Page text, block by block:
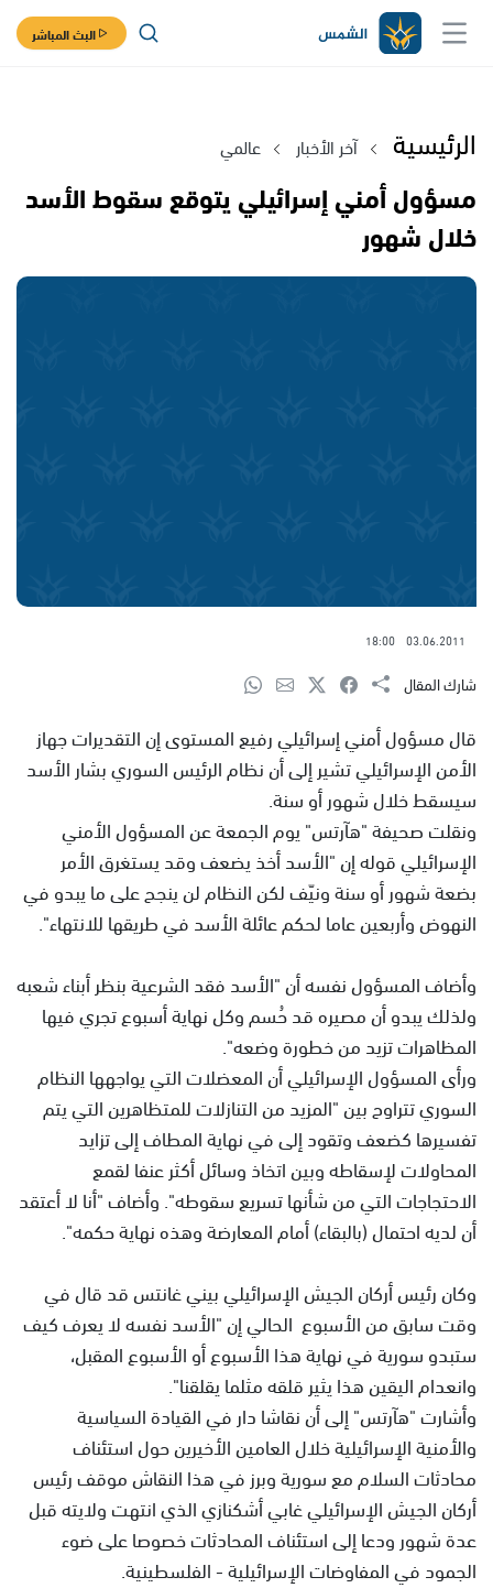
البث المباشر
الرئيسية آخر الأخبار عالمي
مسؤول أمني إسرائيلي يتوقع سقوط الأسد
خلال شهور
03.06.2011
18:00
شارك المقال
قال مسؤول أمني إسرائيلي رفيع المستوى إن التقديرات جهاز
الأمن الإسرائيلي تشير إلى أن نظام الرئيس السوري بشار الأسد
سيسقط خلال شهور أو سنة.
ونقلت صحيفة "هآرتس" يوم الجمعة عن المسؤول الأمني
الإسرائيلي قوله إن "الأسد أخذ يضعف وقد يستغرق الأمر
بضعة شهور أو سنة ونيّف لكن النظام لن ينجح على ما يبدو في
النهوض وأربعين عاما لحكم عائلة الأسد في طريقها للانتهاء".
وأضاف المسؤول نفسه أن "الأسد فقد الشرعية بنظر أبناء شعبه
ولذلك يبدو أن مصيره قد حُسم وكل نهاية أسبوع تجري فيها
المظاهرات تزيد من خطورة وضعه".
ورأى المسؤول الإسرائيلي أن المعضلات التي يواجهها النظام
السوري تتراوح بين "المزيد من التنازلات للمتظاهرين التي يتم
تفسيرها كضعف وتقود إلى في نهاية المطاف إلى تزايد
المحاولات لإسقاطه وبين اتخاذ وسائل أكثر عنفا لقمع
الاحتجاجات التي من شأنها تسريع سقوطه". وأضاف "أنا لا أعتقد
أن لديه احتمال (بالبقاء) أمام المعارضة وهذه نهاية حكمه".
وكان رئيس أركان الجيش الإسرائيلي بيني غانتس قد قال في
وقت سابق من الأسبوع الحالي إن "الأسد نفسه لا يعرف كيف
ستبدو سورية في نهاية هذا الأسبوع أو الأسبوع المقبل،
وانعدام اليقين هذا يثير قلقه مثلما يقلقنا".
وأشارت "هآرتس" إلى أن نقاشا دار في القيادة السياسية
والأمنية الإسرائيلية خلال العامين الأخيرين حول استئناف
محادثات السلام مع سورية وبرز في هذا النقاش موقف رئيس
أركان الجيش الإسرائيلي غابي أشكنازي الذي انتهت ولايته قبل
عدة شهور ودعا إلى استئناف المحادثات خصوصا على ضوء
الجمود في المفاوضات الإسرائيلية - الفلسطينية.